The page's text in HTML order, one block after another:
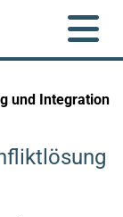
und Integration